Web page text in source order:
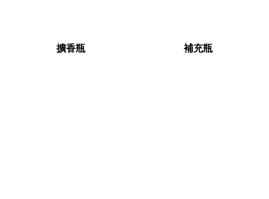
擴香瓶 補充瓶